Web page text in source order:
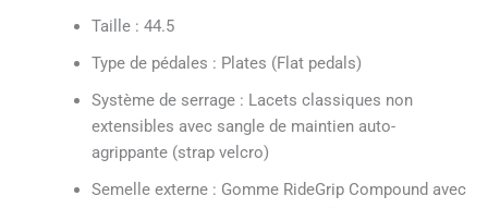
Taille : 44.5
Type de pédales : Plates (Flat pedals)
Système de serrage : Lacets classiques non
extensibles avec sangle de maintien auto-
agrippante (strap velcro)
Semelle externe : Gomme RideGrip Compound avec